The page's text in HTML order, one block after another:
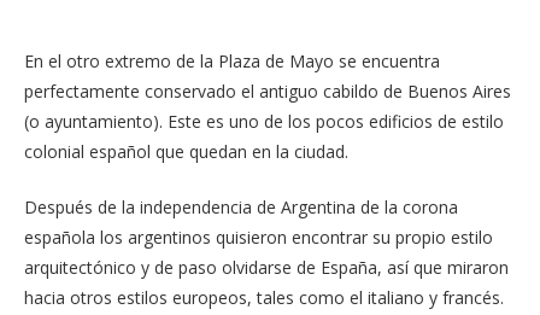
En el otro extremo de la Plaza de Mayo se encuentra
perfectamente conservado el antiguo cabildo de Buenos Aires
(o ayuntamiento). Este es uno de los pocos edificios de estilo
colonial español que quedan en la ciudad.
Después de la independencia de Argentina de la corona
española los argentinos quisieron encontrar su propio estilo
arquitectónico y de paso olvidarse de España, así que miraron
hacia otros estilos europeos, tales como el italiano y francés.